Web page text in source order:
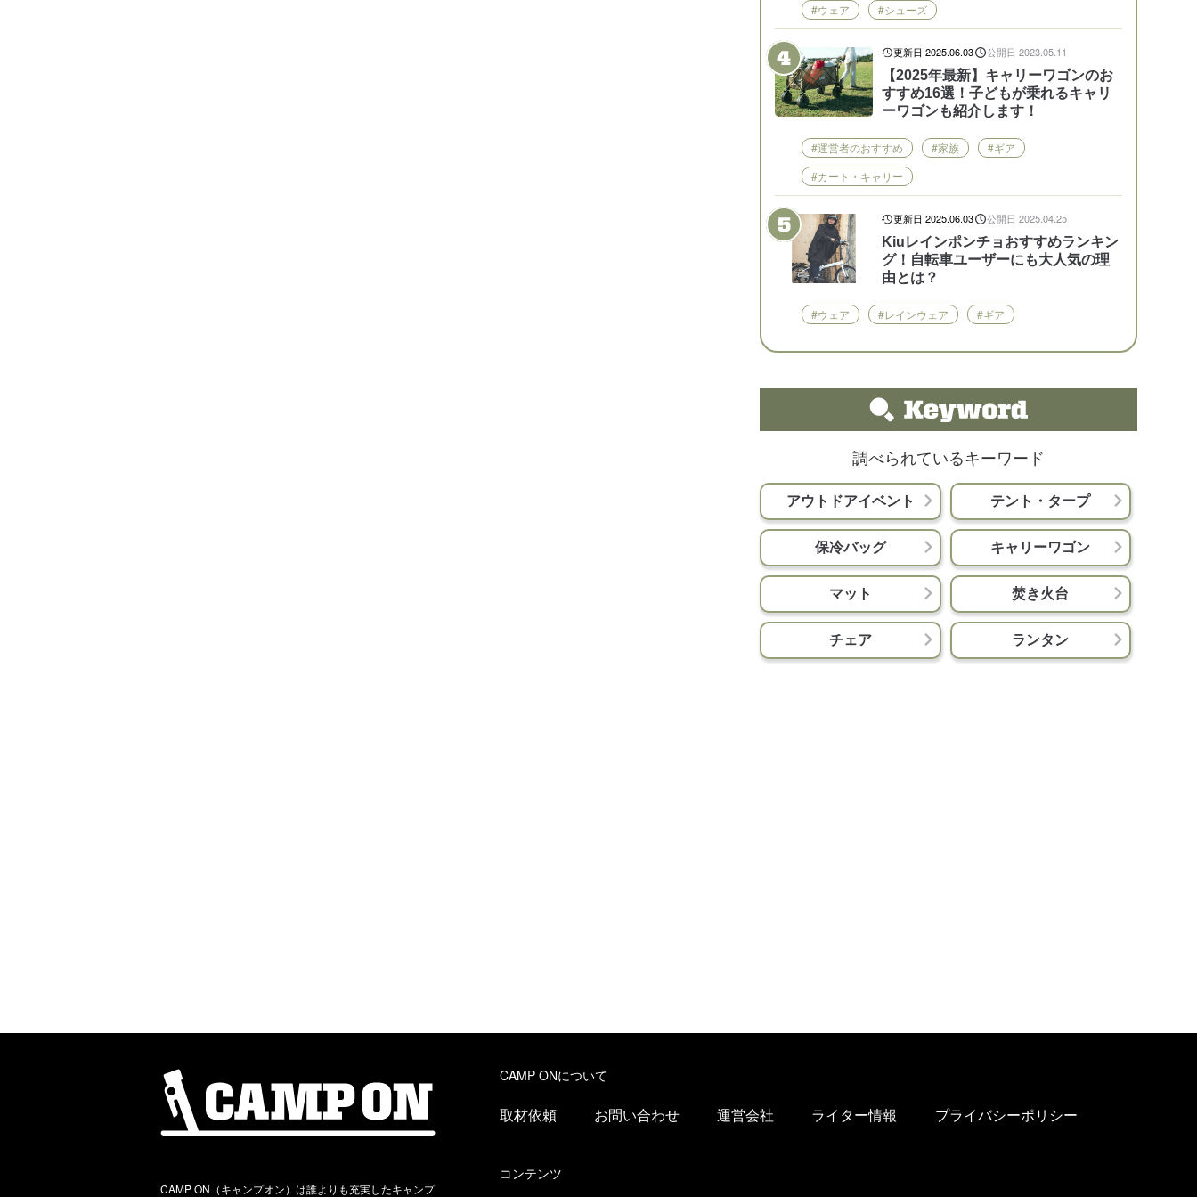
#ウェア #シューズ
更新日 2025.06.03 公開日 2023.05.11
【2025年最新】キャリーワゴンのお
すすめ16選！子どもが乗れるキャリ
ーワゴンも紹介します！
#運営者のおすすめ #家族
#ギア
#カート・キャリー
更新日 2025.06.03 公開日 2025.04.25
Kiuレインポンチョおすすめランキン
グ！自転車ユーザーにも大人気の理
由とは？
#ウェア #レインウェア #ギア
調べられているキーワード
アウトドアイベント テント・タープ
保冷バッグ キャリーワゴン
マット 焚き火台
チェア ランタン
CAMP ON（キャンプオン）は誰よりも充実したキャンプ
CAMP ONについて
取材依頼 お問い合わせ 運営会社 ライター情報 プライバシーポリシー
コンテンツ